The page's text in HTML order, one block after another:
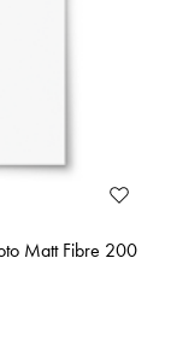
Matt Fibre 200